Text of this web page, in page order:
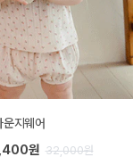
운지웨어
원 32,000원